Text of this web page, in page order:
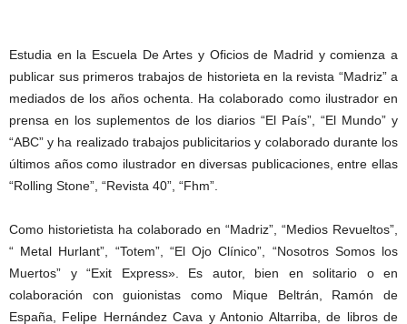
Estudia en la Escuela De Artes y Oficios de Madrid y comienza a
publicar sus primeros trabajos de historieta en la revista “Madriz” a
mediados de los años ochenta. Ha colaborado como ilustrador en
prensa en los suplementos de los diarios “El País”, “El Mundo” y
“ABC” y ha realizado trabajos publicitarios y colaborado durante los
últimos años como ilustrador en diversas publicaciones, entre ellas
“Rolling Stone”, “Revista 40”, “Fhm”.
Como historietista ha colaborado en “Madriz”, “Medios Revueltos”,
“ Metal Hurlant”, “Totem”, “El Ojo Clínico”, “Nosotros Somos los
Muertos” y “Exit Express». Es autor, bien en solitario o en
colaboración con guionistas como Mique Beltrán, Ramón de
España, Felipe Hernández Cava y Antonio Altarriba, de libros de